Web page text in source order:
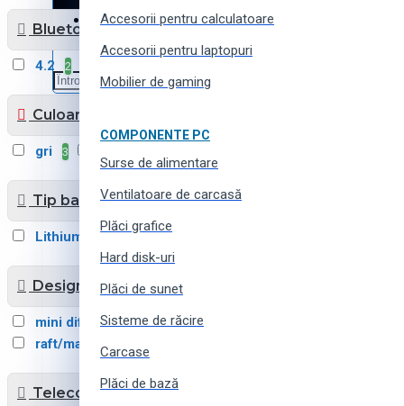
Haine, încălțăminte și accesorii
Accesorii pentru calculatoare
Accesorii pentru laptopuri
Mobilier de gaming
COMPONENTE PC
Surse de alimentare
Ventilatoare de carcasă
Plăci grafice
Hard disk-uri
Plăci de sunet
Sisteme de răcire
Carcase
Plăci de bază
Bluetooth
4.2 2
Culoarea
gri 3
Tip baterie
Lithium-ion Polymer
Design difuzor
mini difuzor 2 orizontal
raft/masa 1
Telecomandă